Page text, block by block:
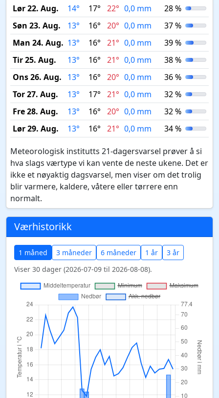
Lør 22. Aug. 14° 17° 22° 0,0 mm
28 %
Søn 23. Aug.
13° 16° 20° 0,0 mm
37 %
Man 24. Aug. 13° 16° 21° 0,0 mm
39 %
Tir 25. Aug.
13° 16° 21° 0,0 mm
38 %
Ons 26. Aug.
13° 16° 20° 0,0 mm
36 %
Tor 27. Aug.
13° 17° 21° 0,0 mm
32 %
Fre 28. Aug.
13° 16° 20° 0,0 mm
32 %
Lør 29. Aug.
13° 16° 21° 0,0 mm 34 %
Meteorologisk institutts 21-dagersvarsel prøver å si
hva slags værtype vi kan vente de neste ukene. Det er
ikke et nøyaktig dagsvarsel, men viser om det trolig
blir varmere, kaldere, våtere eller tørrere enn
normalt.
Værhistorikk
1 måned 3 måneder 6 måneder 1 år
3 år
Viser 30 dager (2026-07-09 til 2026-08-08).